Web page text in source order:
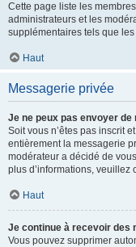
Cette page liste les
administrateurs et les
supplémentaires tels que
Haut
Messagerie privée
Je ne peux pas envoyer
Soit vous n’êtes pas inscrit
entièrement la messagerie
modérateur a décidé de
plus d’informations, veuillez
Haut
Je continue à recevoir des
Vous pouvez supprimer